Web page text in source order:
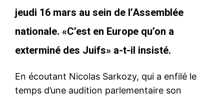
jeudi 16 mars au sein de l’Assemblée
nationale. «C’est en Europe qu’on a
exterminé des Juifs» a-t-il insisté.
En écoutant Nicolas Sarkozy, qui a enfilé le
temps d’une audition parlementaire son